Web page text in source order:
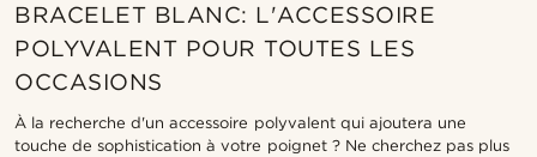
BRACELET BLANC: L'ACCESSOIRE
POLYVALENT POUR TOUTES LES
OCCASIONS
À la recherche d'un accessoire polyvalent qui ajoutera une
touche de sophistication à votre poignet ? Ne cherchez pas plus